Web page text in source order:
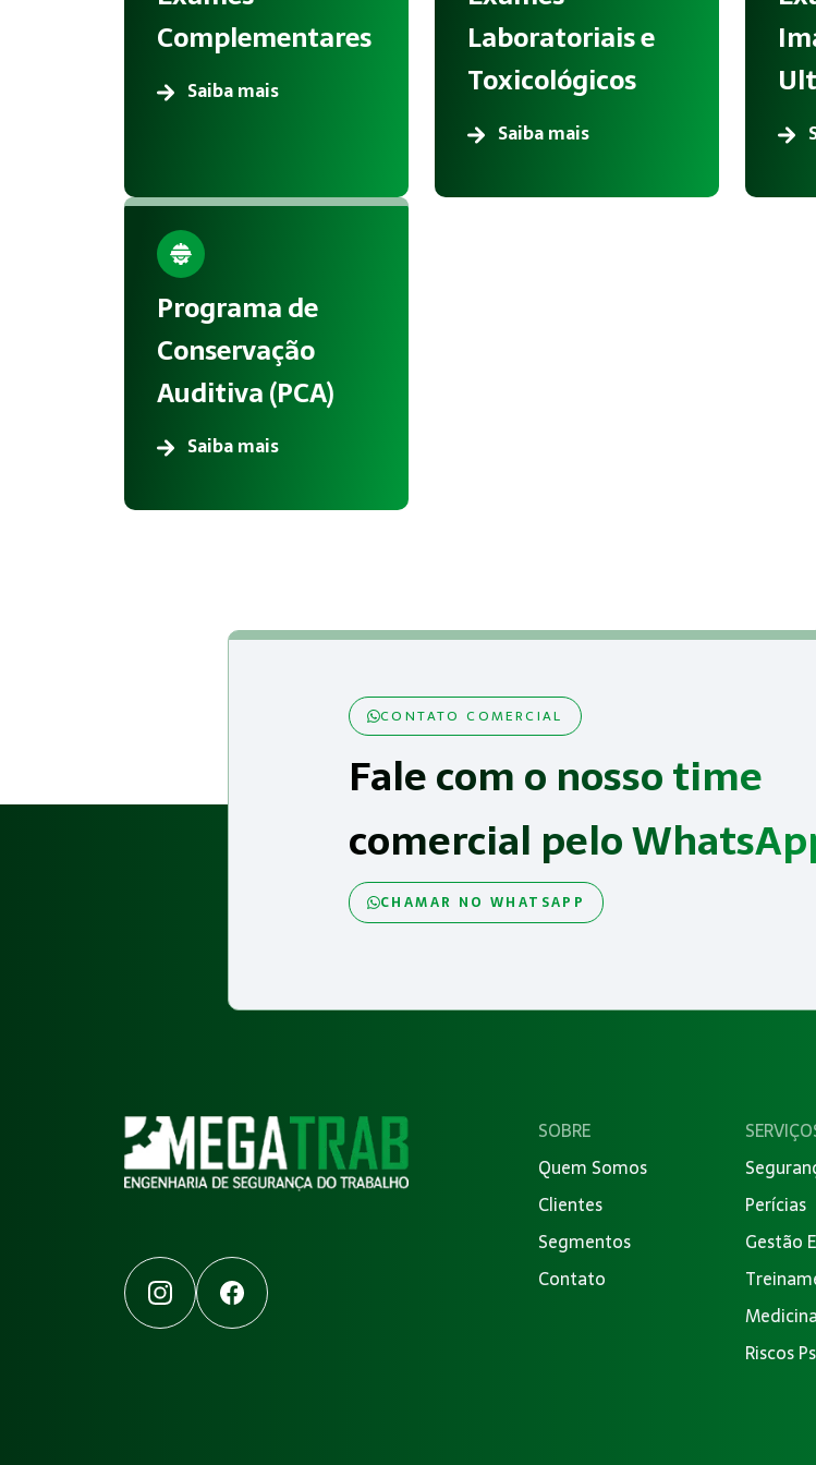
Complementares
Saiba mais
Laboratoriais e
Toxicológicos
Saiba mais
Programa de
Conservação
Auditiva (PCA)
Saiba mais
CONTATO COMERCIAL
Fale com o nosso time
comercial pelo
CHAMAR NO WHATSAPP
InstagramFacebook
SOBRE
Quem Somos
Clientes
Segmentos
Contato
Perícias
Gestão
Riscos